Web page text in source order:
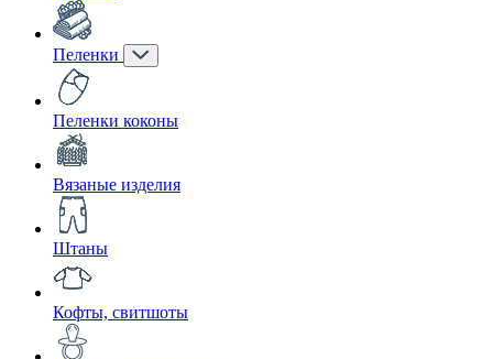
Пеленки
Пеленки коконы
Вязаные изделия
Штаны
Кофты, свитшоты